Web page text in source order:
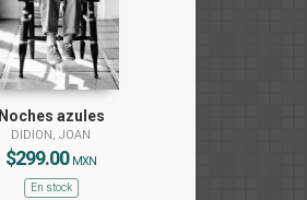
Noches azules
DIDION, JOAN
$299.00 MXN
En stock